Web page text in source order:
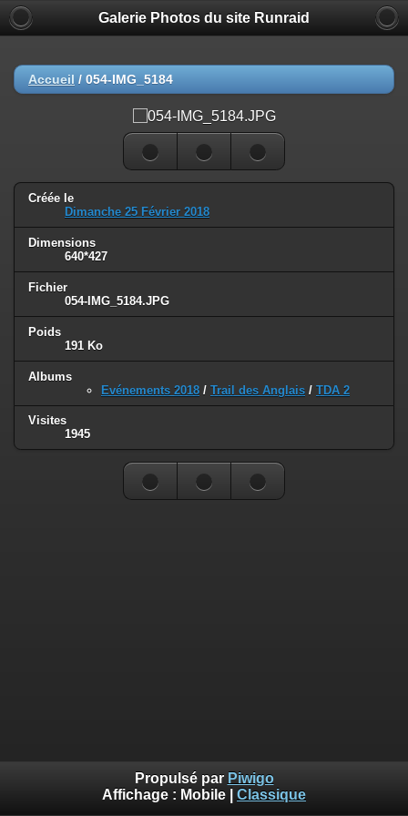
Galerie Photos du site Runraid
Accueil / 054-IMG_5184
Créée le
Dimanche 25 Février 2018
Dimensions
640*427
Fichier
054-IMG_5184.JPG
Poids
191 Ko
Albums
Evénements 2018 / Trail des Anglais / TDA 2
Visites
1945
Propulsé par Piwigo
Affichage : Mobile Classique